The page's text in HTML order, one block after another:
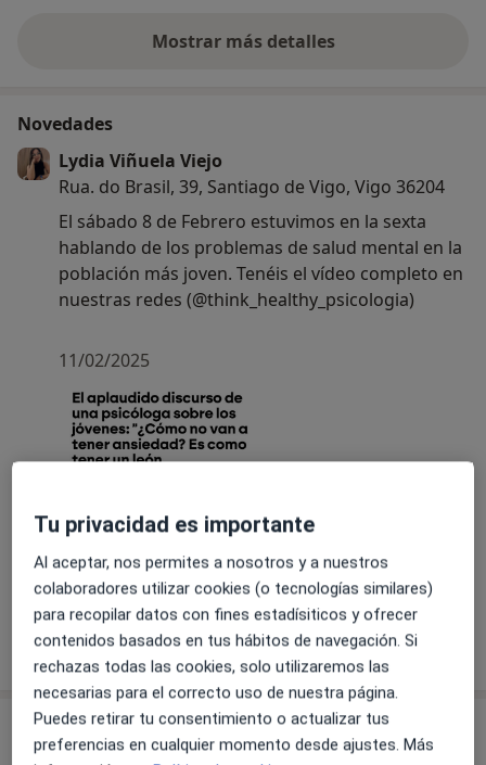
-Administración y corrección de pruebas
bienestar psicológico y calidad de vida,
especializándome en mindfulness.
Paralelamente, divulgo sobre psicología en redes
sociales, donde también reivindico sobre las
condiciones actuales en las que se encuentran los
Mostrar más detalles
sobre la experiencia
Novedades
Lydia Viñuela Viejo
Rua. do Brasil, 39, Santiago de Vigo, Vigo 36204
El sábado 8 de Febrero estuvimos en la sexta
hablando de los problemas de salud mental en la
población más joven. Tenéis el vídeo completo en
nuestras redes (@think_healthy_psicologia)
11/02/2025
Servicios y precios
Tu privacidad es importante
Al aceptar, nos permites a nosotros y a nuestros
colaboradores utilizar cookies (o tecnologías similares)
para recopilar datos con fines estadísiticos y ofrecer
contenidos basados en tus hábitos de navegación. Si
rechazas todas las cookies, solo utilizaremos las
necesarias para el correcto uso de nuestra página.
Puedes retirar tu consentimiento o actualizar tus
preferencias en cualquier momento desde ajustes. Más